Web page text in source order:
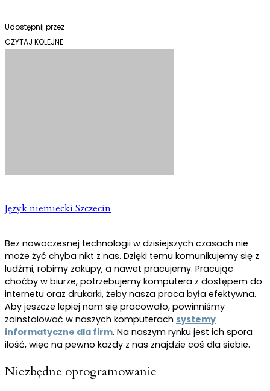
Udostępnij przez
CZYTAJ KOLEJNE
Język niemiecki Szczecin
Bez nowoczesnej technologii w dzisiejszych czasach nie
może żyć chyba nikt z nas. Dzięki temu komunikujemy się z
ludźmi, robimy zakupy, a nawet pracujemy. Pracując
choćby w biurze, potrzebujemy komputera z dostępem do
internetu oraz drukarki, żeby nasza praca była efektywna.
Aby jeszcze lepiej nam się pracowało, powinniśmy
zainstalować w naszych komputerach systemy
informatyczne dla firm. Na naszym rynku jest ich spora
ilość, więc na pewno każdy z nas znajdzie coś dla siebie.
Niezbędne oprogramowanie